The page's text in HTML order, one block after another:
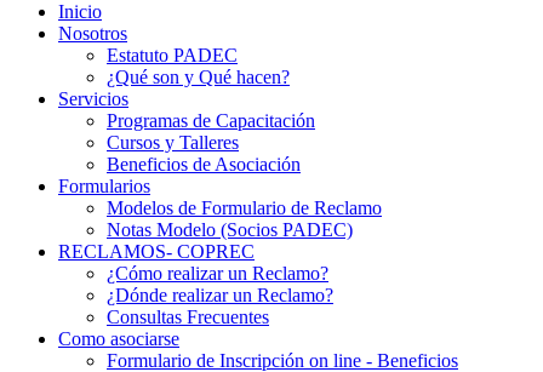
Inicio
Nosotros
Estatuto PADEC
¿Qué son y Qué hacen?
Servicios
Programas de Capacitación
Cursos y Talleres
Beneficios de Asociación
Formularios
Modelos de Formulario de Reclamo
Notas Modelo (Socios PADEC)
RECLAMOS- COPREC
¿Cómo realizar un Reclamo?
¿Dónde realizar un Reclamo?
Consultas Frecuentes
Como asociarse
Formulario de Inscripción on line - Beneficios